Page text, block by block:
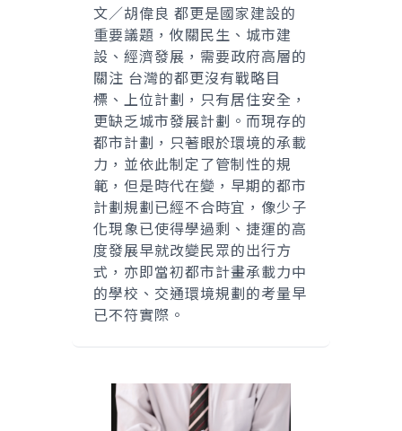
文／胡偉良 都更是國家建設的
重要議題，攸關民生、城市建
設、經濟發展，需要政府高層的
關注 台灣的都更沒有戰略目
標、上位計劃，只有居住安全，
更缺乏城市發展計劃。而現存的
都市計劃，只著眼於環境的承載
力，並依此制定了管制性的規
範，但是時代在變，早期的都市
計劃規劃已經不合時宜，像少子
化現象已使得學過剩、捷運的高
度發展早就改變民眾的出行方
式，亦即當初都市計畫承載力中
的學校、交通環境規劃的考量早
已不符實際。